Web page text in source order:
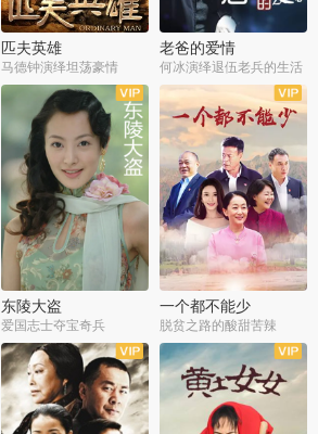
匹夫英雄
马德钟演绎坦荡豪情
老爸的爱情
何冰演绎退伍老兵的生活
全33集
东陵大盗
爱国志士夺宝奇兵
全36集
一个都不能少
脱贫之路的酸甜苦辣
全50集 全23集